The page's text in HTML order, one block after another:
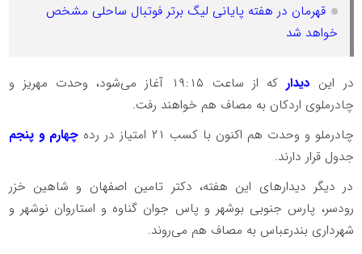
قهرمان در هفته پایانی لیگ برتر فوتبال ساحلی مشخص
خواهد شد
در این دیدار
که از ساعت ۱۹:۱۵ آغاز می‌شود، وحدت مهریز و
چادرملوی اردکان به مصاف هم خواهند رفت.
چادرملو و وحدت هم اکنون با کسب ۲۱ امتیاز در رده
چهارم و پنجم
جدول قرار دارند.
در دیگر دیدار‌های این هفته، دکتر تامین اصفهان و شاهین خزر
رودسر، پارس جنوبی بوشهر و پاس جوان گناوه و استاروان نوشهر و
شهرداری بندرعباس به مصاف هم می‌روند.